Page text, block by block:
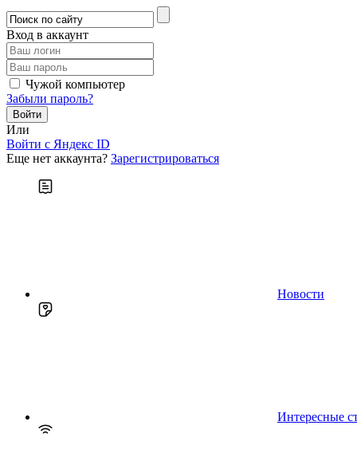
Вход в аккаунт
Чужой компьютер
Забыли пароль?
Или
Войти c Яндекс ID
Еще нет аккаунта? Зарегистрироваться
Новости
Интересные